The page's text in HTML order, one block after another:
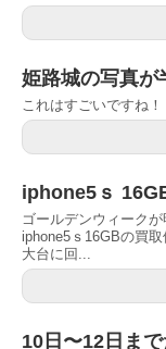
姫路城の写真が
これはすごいですね！
iphone5ｓ
ゴールデンウィーク
iphone5ｓ16GBの買
大台に回...
10日〜12日まで